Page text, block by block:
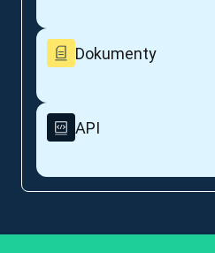
Dokumenty
API